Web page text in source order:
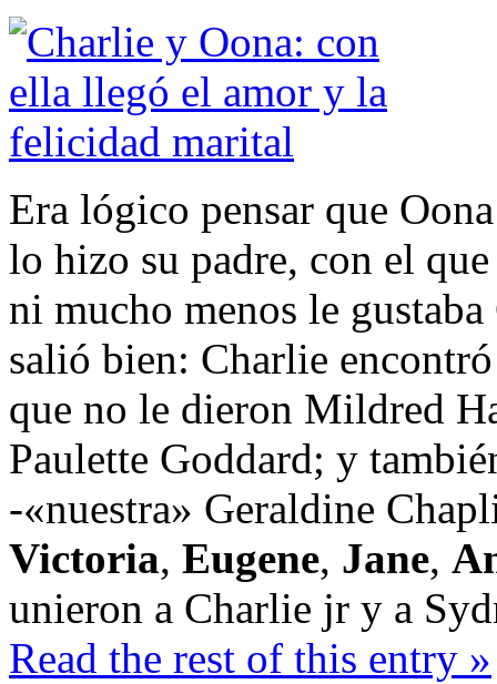
Era lógico pensar que
lo hizo su padre, con el
ni mucho menos le
salió bien: Charlie
que no le dieron Mildred
Paulette Goddard; y
-«nuestra» Geraldine
Victoria, Eugene, Jane,
unieron a Charlie jr y a
Read the rest of this entry »